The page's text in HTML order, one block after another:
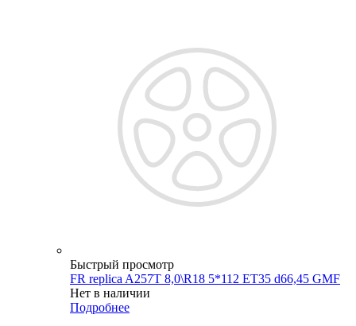
Быстрый просмотр
FR replica A257T 8,0\R18 5*112 ET35 d66,45 GMF
Нет в наличии
Подробнее